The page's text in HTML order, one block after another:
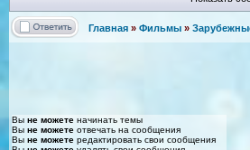
Главная » Фильмы »
Вы не можете начинать темы
Вы не можете отвечать на сообщения
Вы не можете редактировать свои сообщения